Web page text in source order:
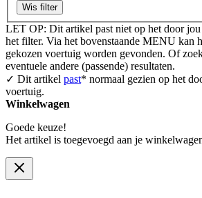
Wis filter
LET OP: Dit artikel past niet op het door
het filter. Via het bovenstaande MENU kan
gekozen voertuig worden gevonden. Of
eventuele andere (passende) resultaten.
✓ Dit artikel past* normaal gezien op het
voertuig.
Winkelwagen
Goede keuze!
Het artikel is toegevoegd aan je